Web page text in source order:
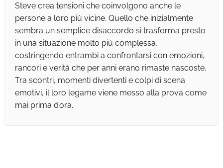
Steve crea tensioni che coinvolgono anche le
persone a loro più vicine. Quello che inizialmente
sembra un semplice disaccordo si trasforma presto
in una situazione molto più complessa,
costringendo entrambi a confrontarsi con emozioni,
rancori e verità che per anni erano rimaste nascoste.
Tra scontri, momenti divertenti e colpi di scena
emotivi, il loro legame viene messo alla prova come
mai prima d’ora.